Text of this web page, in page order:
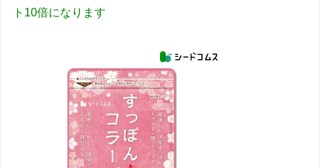
ト10倍になります